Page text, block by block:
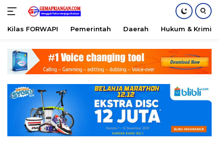
content
Kilas FORWAPI Pemerintah Daerah Hukum &